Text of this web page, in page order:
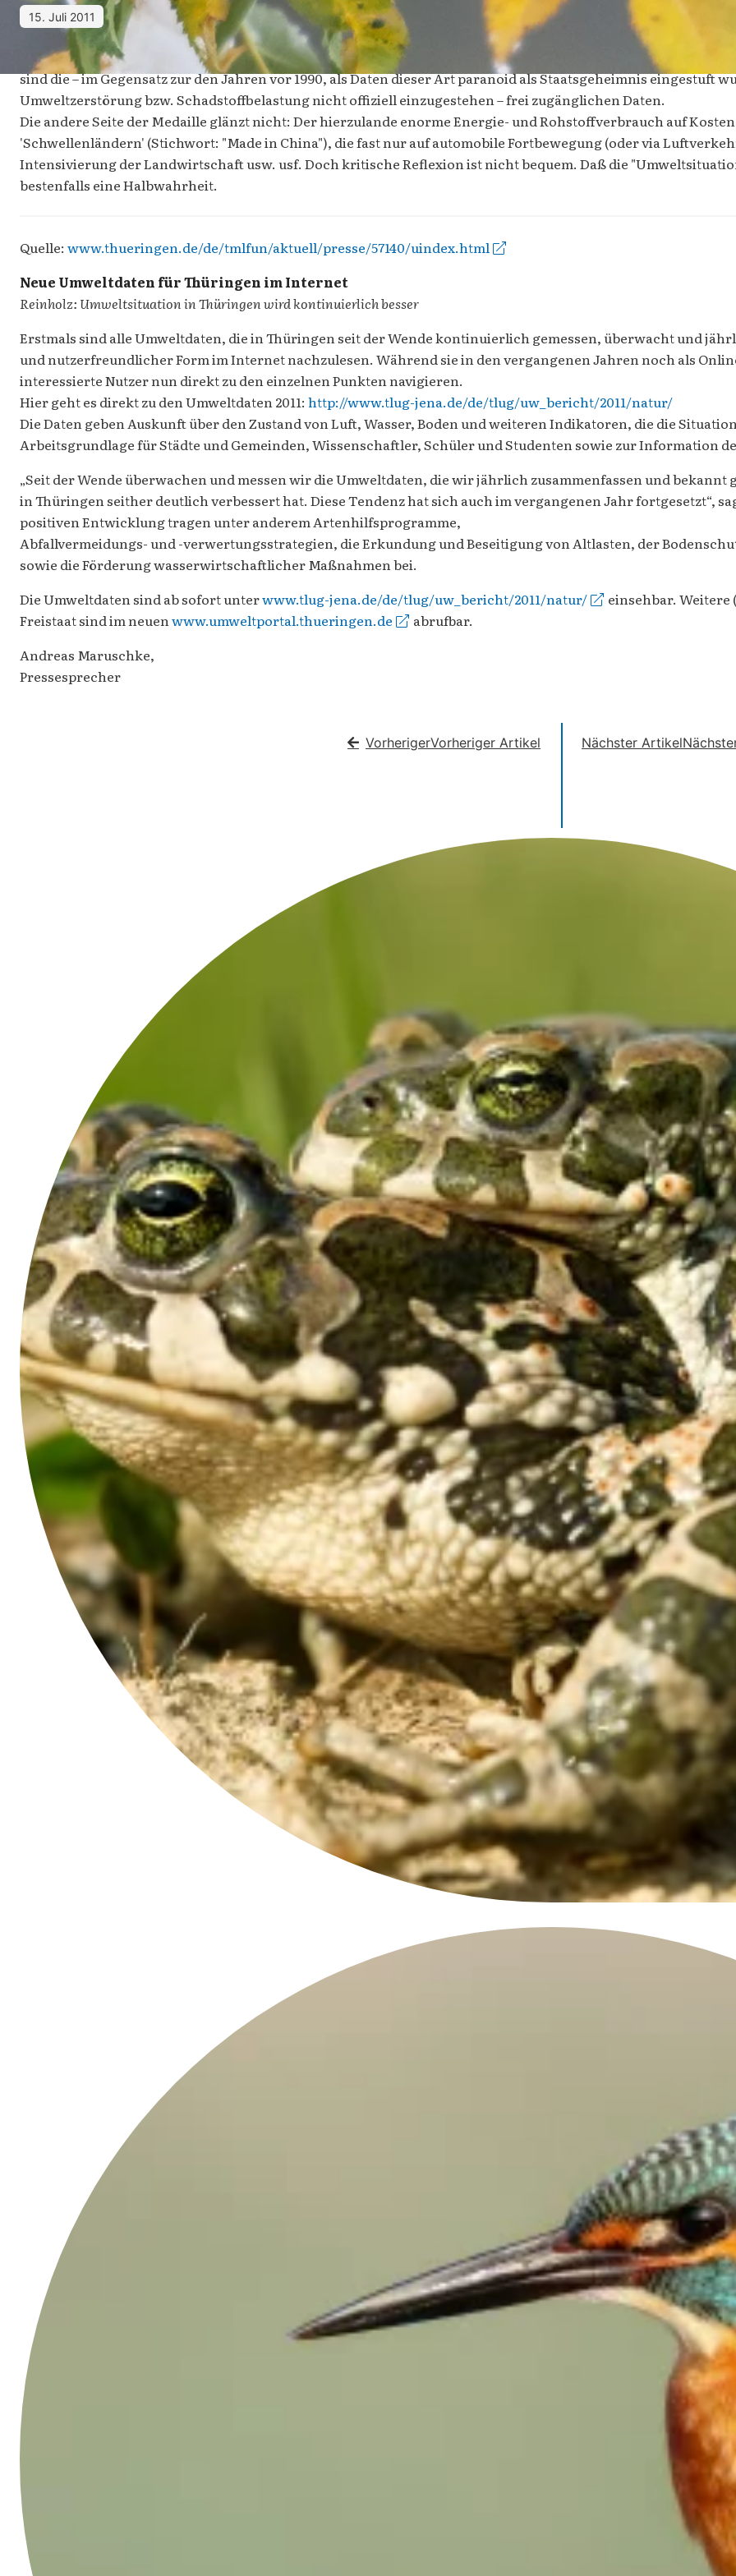
15. Juli 2011
sind die – im Gegensatz zur den Jahren vor 1990, als Daten dieser Art paranoid als Staatsgeheimnis eingestuft
Umweltzerstörung bzw. Schadstoffbelastung nicht offiziell einzugestehen – frei zugänglichen Daten.
Die andere Seite der Medaille glänzt nicht: Der hierzulande enorme Energie- und Rohstoffverbrauch auf
'Schwellenländern' (Stichwort: "Made in China"), die fast nur auf automobile Fortbewegung (oder via
Intensivierung der Landwirtschaft usw. usf. Doch kritische Reflexion ist nicht bequem. Daß die
bestenfalls eine Halbwahrheit.
Quelle: www.thueringen.de/de/tmlfun/aktuell/presse/57140/uindex.html
Neue Umweltdaten für Thüringen im Internet
Reinholz: Umweltsituation in Thüringen wird kontinuierlich besser
Erstmals sind alle Umweltdaten, die in Thüringen seit der Wende kontinuierlich gemessen, überwacht und
und nutzerfreundlicher Form im Internet nachzulesen. Während sie in den vergangenen Jahren noch als
interessierte Nutzer nun direkt zu den einzelnen Punkten navigieren.
Hier geht es direkt zu den Umweltdaten 2011: http://www.tlug-jena.de/de/tlug/uw_bericht/2011/natur/
Die Daten geben Auskunft über den Zustand von Luft, Wasser, Boden und weiteren Indikatoren, die die
Arbeitsgrundlage für Städte und Gemeinden, Wissenschaftler, Schüler und Studenten sowie zur Information
„Seit der Wende überwachen und messen wir die Umweltdaten, die wir jährlich zusammenfassen und bekannt
in Thüringen seither deutlich verbessert hat. Diese Tendenz hat sich auch im vergangenen Jahr fortgesetzt“,
positiven Entwicklung tragen unter anderem Artenhilfsprogramme,
Abfallvermeidungs- und -verwertungsstrategien, die Erkundung und Beseitigung von Altlasten, der
sowie die Förderung wasserwirtschaftlicher Maßnahmen bei.
Die Umweltdaten sind ab sofort unterwww.tlug-jena.de/de/tlug/uw_bericht/2011/natur/
einsehbar.
Freistaat sind im neuenwww.umweltportal.thueringen.de
abrufbar.
Andreas Maruschke,
Pressesprecher
VorherigerVorheriger Artikel Nächster Artikel